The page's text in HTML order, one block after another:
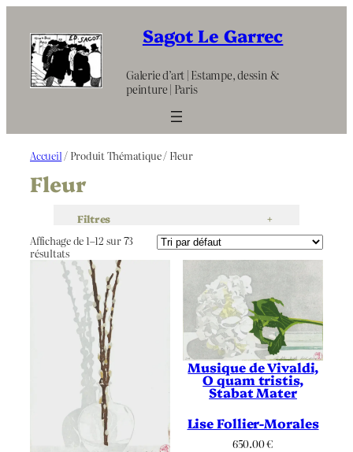
contenu
Sagot Le Garrec
Galerie d’art | Estampe, dessin &
peinture | Paris
Accueil / Produit Thématique / Fleur
Fleur
Filtres +
Affichage de 1–12 sur 73
résultats
Musique de Vivaldi,
O quam tristis,
Stabat Mater
Lise Follier-Morales
650.00€